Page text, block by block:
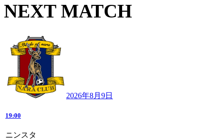
NEXT MATCH
2026年8月9日
19:00
ニンスタ